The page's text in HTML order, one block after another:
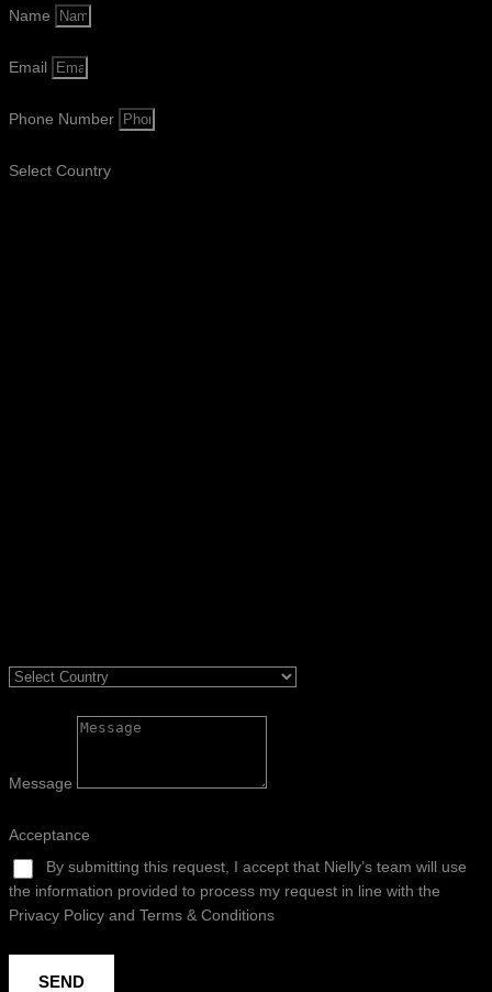
Name
Email
Phone Number
Select Country
Message
Acceptance
By submitting this request, I accept that Nielly’s team will use
the information provided to process my request in line with the
Privacy Policy and Terms & Conditions
SEND